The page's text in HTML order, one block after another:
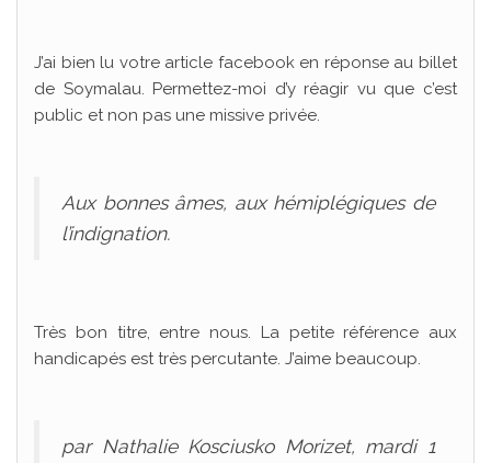
J’ai bien lu votre article facebook en réponse au billet
de Soymalau. Permettez-moi d’y réagir vu que c’est
public et non pas une missive privée.
Aux bonnes âmes, aux hémiplégiques de
l’indignation.
Très bon titre, entre nous. La petite référence aux
handicapés est très percutante. J’aime beaucoup.
par Nathalie Kosciusko Morizet, mardi 1